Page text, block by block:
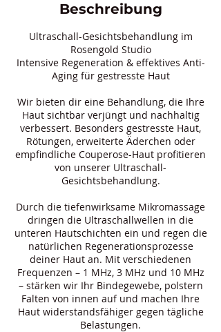
Beschreibung
Ultraschall-Gesichtsbehandlung im
Rosengold Studio
Intensive Regeneration & effektives Anti-
Aging für gestresste Haut
Wir bieten dir eine Behandlung, die Ihre
Haut sichtbar verjüngt und nachhaltig
verbessert. Besonders gestresste Haut,
Rötungen, erweiterte Äderchen oder
empfindliche Couperose-Haut profitieren
von unserer Ultraschall-
Gesichtsbehandlung.
Durch die tiefenwirksame Mikromassage
dringen die Ultraschallwellen in die
unteren Hautschichten ein und regen die
natürlichen Regenerationsprozesse
deiner Haut an. Mit verschiedenen
Frequenzen – 1 MHz, 3 MHz und 10 MHz
– stärken wir Ihr Bindegewebe, polstern
Falten von innen auf und machen Ihre
Haut widerstandsfähiger gegen tägliche
Belastungen.